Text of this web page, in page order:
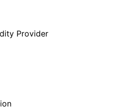
Provider